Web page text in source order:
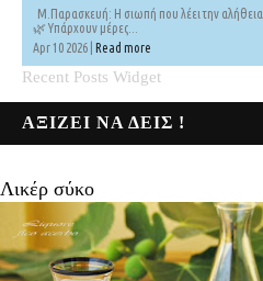
Μ.Παρασκευή: Η σιωπή που λέει την αλήθεια
🌿 Υπάρχουν μέρες...
Apr 10 2026 | Read more
Recent Posts Widget
ΑΞΙΖΕΙ ΝΑ ΔΕΙΣ !
Λικέρ σύκο